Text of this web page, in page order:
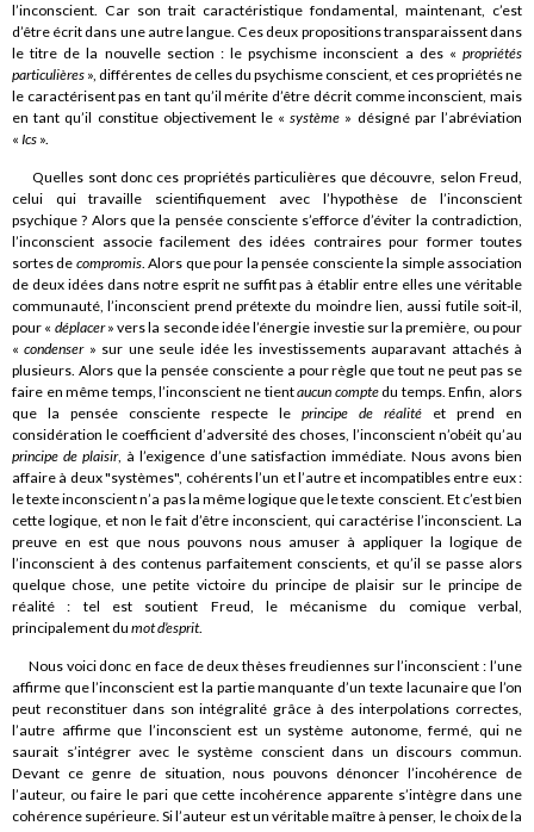
l’inconscient. Car son trait caractéristique fondamental, maintenant, c’est
d’être écrit dans une autre langue. Ces deux propositions transparaissent dans
le titre de la nouvelle section : le psychisme inconscient a des « propriétés
particulières », différentes de celles du psychisme conscient, et ces propriétés ne
le caractérisent pas en tant qu’il mérite d’être décrit comme inconscient, mais
en tant qu’il constitue objectivement le «système » désigné par l’abréviation
« Ics ».
Quelles sont donc ces propriétés particulières que découvre, selon Freud,
celui qui travaille scientifiquement avec l’hypothèse de l’inconscient
psychique ? Alors que la pensée consciente s’efforce d’éviter la contradiction,
l’inconscient associe facilement des idées contraires pour former toutes
sortes de compromis. Alors que pour la pensée consciente la simple association
de deux idées dans notre esprit ne suffit pas à établir entre elles une véritable
communauté, l’inconscient prend prétexte du moindre lien, aussi futile soit-il,
pour « déplacer» vers la seconde idée l’énergie investie sur la première, ou pour
«condenser» sur une seule idée les investissements auparavant attachés à
plusieurs. Alors que la pensée consciente a pour règle que tout ne peut pas se
faire en même temps, l’inconscient ne tientaucun comptedu temps. Enfin, alors
que la pensée consciente respecte le principe de réalité et prend en
considération le coefficient d’adversité des choses, l’inconscient n’obéit qu’au
principe de plaisir, à l’exigence d’une satisfaction immédiate. Nous avons bien
affaire à deux "systèmes", cohérents l’un et l’autre et incompatibles entre eux :
le texte inconscient n’a pas la même logique que le texte conscient. Et c’est bien
cette logique, et non le fait d’être inconscient, qui caractérise l’inconscient. La
preuve en est que nous pouvons nous amuser à appliquer la logique de
l’inconscient à des contenus parfaitement conscients, et qu’il se passe alors
quelque chose, une petite victoire du principe de plaisir sur le principe de
réalité : tel est soutient Freud, le mécanisme du comique verbal,
principalement du mot d’esprit.
Nous voici donc en face de deux thèses freudiennes sur l’inconscient : l’une
affirme que l’inconscient est la partie manquante d’un texte lacunaire que l’on
peut reconstituer dans son intégralité grâce à des interpolations correctes,
l’autre affirme que l’inconscient est un système autonome, fermé, qui ne
saurait s’intégrer avec le système conscient dans un discours commun.
Devant ce genre de situation, nous pouvons dénoncer l’incohérence de
l’auteur, ou faire le pari que cette incohérence apparente s’intègre dans une
cohérence supérieure. Si l’auteur est un véritable maître à penser, le choix de la